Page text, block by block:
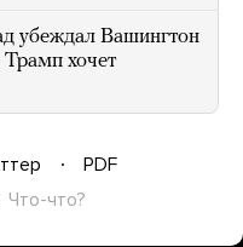
убеждал Вашингтон
Трамп хочет
PDF
Что-что?